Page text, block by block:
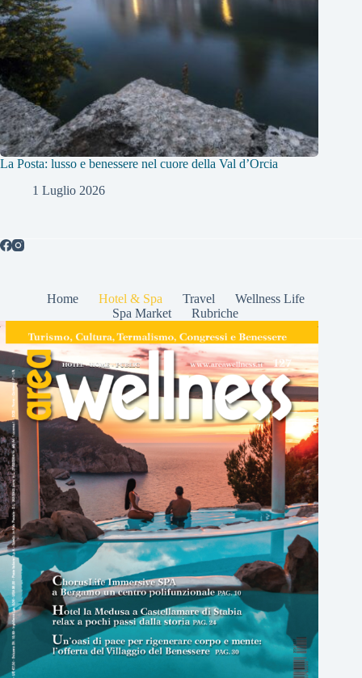
La Posta: lusso e benessere nel cuore della Val d’Orcia
1 Luglio 2026
Home Hotel & Spa Travel
Wellness Life
Spa Market
Rubriche